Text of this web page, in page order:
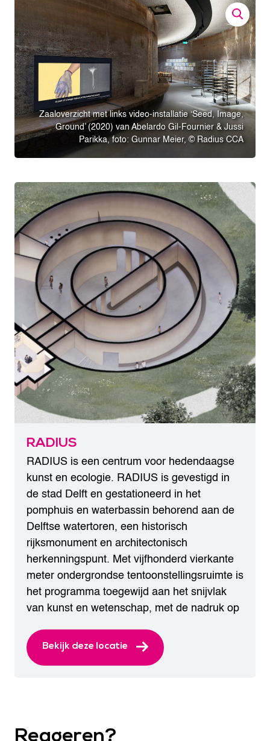
Zaaloverzicht met links video-installatie ‘Seed, Image,
Ground’ (2020) van Abelardo Gil-Fournier & Jussi
Parikka, foto: Gunnar Meier, © Radius CCA
RADIUS
RADIUS is een centrum voor hedendaagse
kunst en ecologie. RADIUS is gevestigd in
de stad Delft en gestationeerd in het
pomphuis en waterbassin behorend aan de
Delftse watertoren, een historisch
rijksmonument en architectonisch
herkenningspunt. Met vijfhonderd vierkante
meter ondergrondse tentoonstellingsruimte is
het programma toegewijd aan het snijvlak
van kunst en wetenschap, met de nadruk op
Bekijk deze locatie
Reageren?